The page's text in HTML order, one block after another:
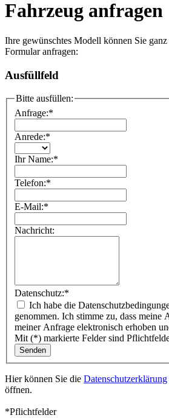
Fahrzeug anfragen
Ihre gewünschtes Modell können Sie
Formular anfragen:
Ausfüllfeld
Bitte ausfüllen:
Anfrage:*
Anrede:*
Ihr Name:*
Telefon:*
E-Mail:*
Nachricht:
Datenschutz:*
genommen. Ich stimme zu, dass meine
meiner Anfrage elektronisch erhoben
Mit (*) markierte Felder sind
Hier können Sie die Datenschutzerklärung
öffnen.
*Pflichtfelder